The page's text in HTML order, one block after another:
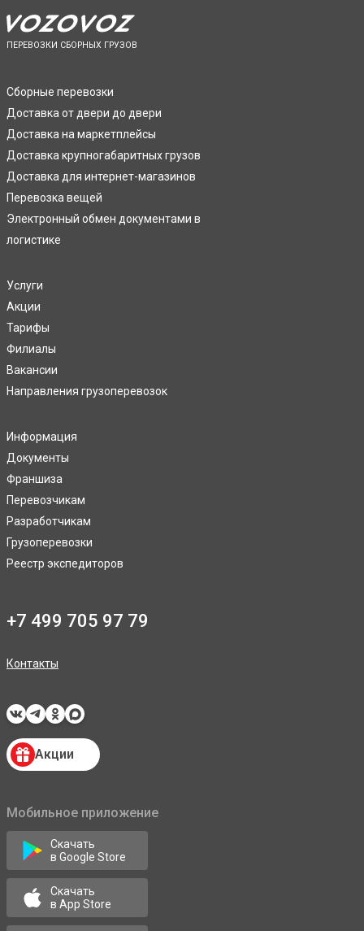
ПЕРЕВОЗКИ СБОРНЫХ ГРУЗОВ
Сборные перевозки
Доставка от двери до двери
Доставка на маркетплейсы
Доставка крупногабаритных грузов
Доставка для интернет-магазинов
Перевозка вещей
Электронный обмен документами в
логистике
Услуги
Акции
Тарифы
Филиалы
Вакансии
Направления грузоперевозок
Информация
Документы
Франшиза
Перевозчикам
Разработчикам
Грузоперевозки
Реестр экспедиторов
+7 499 705 97 79
Контакты
Акции
Мобильное приложение
Скачать
в Google Store
Скачать
в App Store